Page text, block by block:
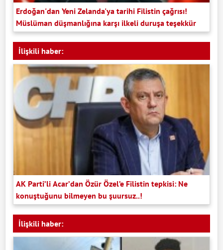
Erdoğan'dan Yeni Zelanda'ya tarihi Filistin çağrısı!
Müslüman düşmanlığına karşı ilkeli duruşa teşekkür
İlişkili haber:
AK Parti’li Acar’dan Özür Özel’e Filistin tepkisi: Ne
konuştuğunu bilmeyen bu şuursuz..!
İlişkili haber: